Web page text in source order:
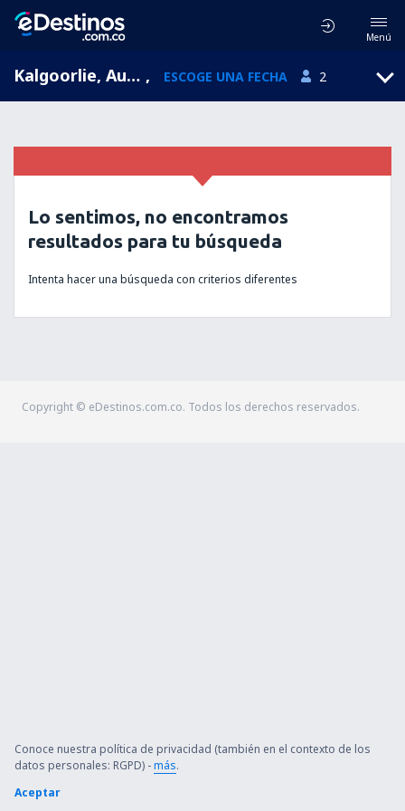
Menú
Kalgoorlie, Australia Occidental, Australia , ESCOGE UNA FECHA 2
Lo sentimos, no encontramos
resultados para tu búsqueda
Intenta hacer una búsqueda con criterios diferentes
Copyright © eDestinos.com.co. Todos los derechos reservados.
Conoce nuestra política de privacidad (también en el contexto de los
datos personales: RGPD) -más.
Aceptar